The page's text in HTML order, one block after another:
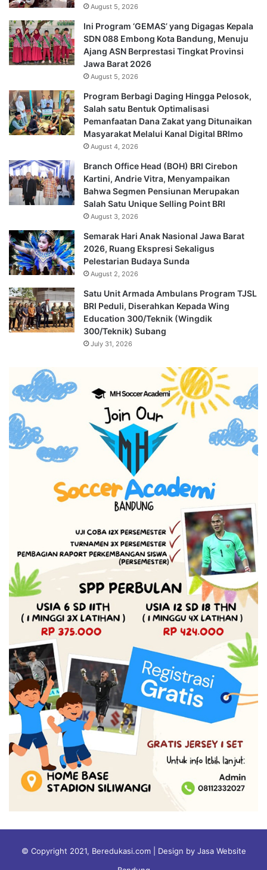
August 5, 2026
Ini Program ‘GEMAS’ yang Digagas Kepala
SDN 088 Embong Kota Bandung, Menuju
Ajang ASN Berprestasi Tingkat Provinsi
Jawa Barat 2026
August 5, 2026
Program Berbagi Daging Hingga Pelosok,
Salah satu Bentuk Optimalisasi
Pemanfaatan Dana Zakat yang Ditunaikan
Masyarakat Melalui Kanal Digital BRImo
August 4, 2026
Branch Office Head (BOH) BRI Cirebon
Kartini, Andrie Vitra, Menyampaikan
Bahwa Segmen Pensiunan Merupakan
Salah Satu Unique Selling Point BRI
August 3, 2026
Semarak Hari Anak Nasional Jawa Barat
2026, Ruang Ekspresi Sekaligus
Pelestarian Budaya Sunda
August 2, 2026
Satu Unit Armada Ambulans Program TJSL
BRI Peduli, Diserahkan Kepada Wing
Education 300/Teknik (Wingdik
300/Teknik) Subang
July 31, 2026
© Copyright 2021, Beredukasi.com | Design by Jasa Website